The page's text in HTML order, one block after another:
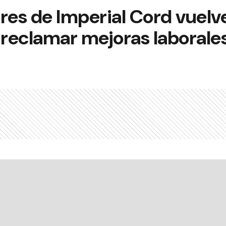
de Imperial Cord
mejoras